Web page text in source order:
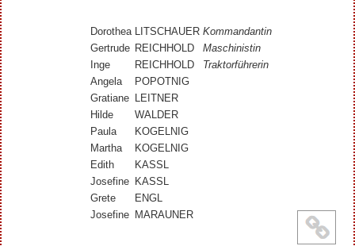
Dorothea LITSCHAUER Kommandantin
Gertrude REICHHOLD
Maschinistin
Inge
REICHHOLD
Traktorführerin
Angela
POPOTNIG
Gratiane LEITNER
Hilde
WALDER
Paula
KOGELNIG
Martha
KOGELNIG
Edith
KASSL
Josefine KASSL
Grete
ENGL
Josefine MARAUNER